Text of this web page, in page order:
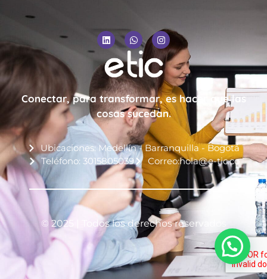
Conectar, para transformar, es hacer que las
cosas sucedan.
Ubicaciones: Medellín - Barranquilla - Bogotá
Teléfono: 3015805039
Correo:hola@e-tic.co
© 2025 | Todos los derechos reservados